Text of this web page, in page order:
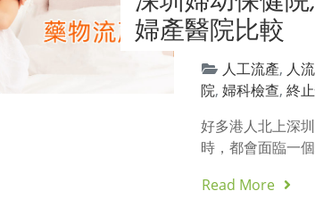
婦產醫院比較
人工流產, 人
院,婦科檢查,終
好多港人北上深
時，都會面臨一
Read More